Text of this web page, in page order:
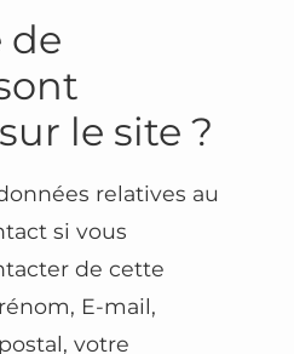
de
le site ?
relatives au
si vous
de cette
E-mail,
votre